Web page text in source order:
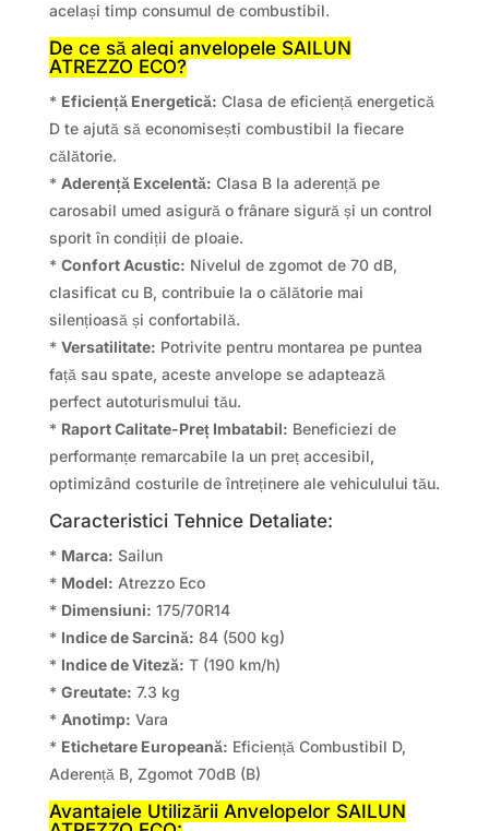
același timp consumul de combustibil.
De ce să alegi anvelopele SAILUN
ATREZZO ECO?
* Eficiență Energetică: Clasa de eficiență energetică
D te ajută să economisești combustibil la fiecare
călătorie.
* Aderență Excelentă: Clasa B la aderență pe
carosabil umed asigură o frânare sigură și un control
sporit în condiții de ploaie.
* Confort Acustic: Nivelul de zgomot de 70 dB,
clasificat cu B, contribuie la o călătorie mai
silențioasă și confortabilă.
* Versatilitate: Potrivite pentru montarea pe puntea
față sau spate, aceste anvelope se adaptează
perfect autoturismului tău.
* Raport Calitate-Preț Imbatabil: Beneficiezi de
performanțe remarcabile la un preț accesibil,
optimizând costurile de întreținere ale vehiculului tău.
Caracteristici Tehnice Detaliate:
* Marca: Sailun
* Model: Atrezzo Eco
* Dimensiuni: 175/70R14
* Indice de Sarcină: 84 (500 kg)
* Indice de Viteză: T (190 km/h)
* Greutate: 7.3 kg
* Anotimp: Vara
* Etichetare Europeană: Eficiență Combustibil D,
Aderență B, Zgomot 70dB (B)
Avantajele Utilizării Anvelopelor SAILUN